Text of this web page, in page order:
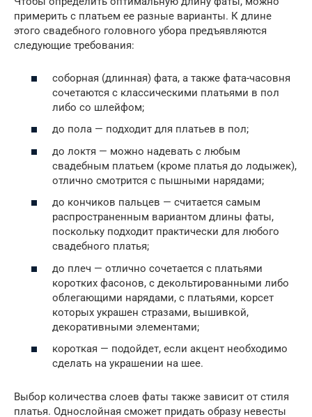
примерить с платьем ее разные варианты. К длине
этого свадебного головного убора предъявляются
следующие требования:
соборная (длинная) фата, а также фата-часовня
сочетаются с классическими платьями в пол
либо со шлейфом;
до пола — подходит для платьев в пол;
до локтя — можно надевать с любым
свадебным платьем (кроме платья до лодыжек),
отлично смотрится с пышными нарядами;
до кончиков пальцев — считается самым
распространенным вариантом длины фаты,
поскольку подходит практически для любого
свадебного платья;
до плеч — отлично сочетается с платьями
коротких фасонов, с декольтированными либо
облегающими нарядами, с платьями, корсет
которых украшен стразами, вышивкой,
декоративными элементами;
короткая — подойдет, если акцент необходимо
сделать на украшении на шее.
Выбор количества слоев фаты также зависит от стиля
платья. Однослойная сможет придать образу невесты